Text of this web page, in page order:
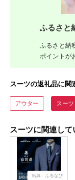
ふるさと
ふるさと納
ポイントが
スーツの返礼品に関
アウター スーツ
スーツに関連し
出典：ふるなび